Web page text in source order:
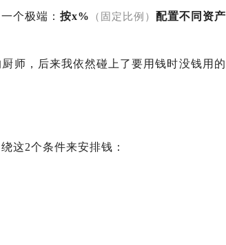
个极端： 按x% （固定比例） 配置不同资产
师，后来我依然碰上了要用钱时没钱用
这2个条件来安排钱：